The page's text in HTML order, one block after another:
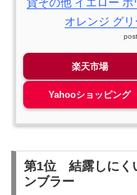
オレンジ グ
楽天市場
Yahooショッピング
第1位 結露しにく
ンブラー